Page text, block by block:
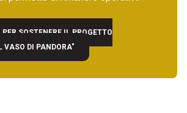
SOSTENERE IL PROGETTO
VASO DI PANDORA"